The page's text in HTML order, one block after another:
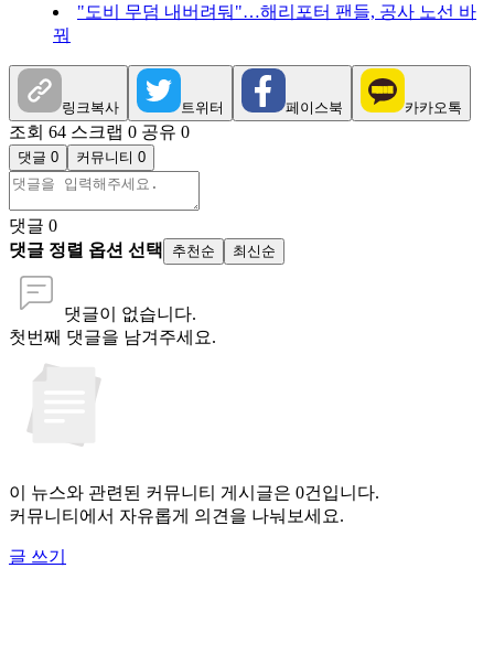
"도비 무덤 내버려둬"…해리포터 팬들, 공사 노선 바
꿔
링크복사 트위터 페이스북 카카오톡
조회 64 스크랩 0 공유 0
댓글 0 커뮤니티 0
댓글 0
댓글 정렬 옵션 선택
추천순 최신순
댓글이 없습니다.
첫번째 댓글을 남겨주세요.
이 뉴스와 관련된 커뮤니티 게시글은 0건입니다.
커뮤니티에서 자유롭게 의견을 나눠보세요.
글 쓰기